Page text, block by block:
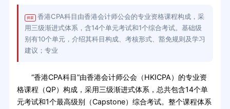
摘要
香港CPA科目由香港会计师公会的专业资格课程构成，采
用三级渐进式体系，含14个单元考试和1个综合考试。基础级
别有10个单元，介绍其科目构成、考核形式、豁免规则及学习
建议；专业
“香港CPA科目”由香港会计师公会（HKICPA）的专业资
格课程（QP）构成，采用三级渐进式体系，总共包含14个单
元考试和1个最高级别（Capstone）综合考试。整个课程体系